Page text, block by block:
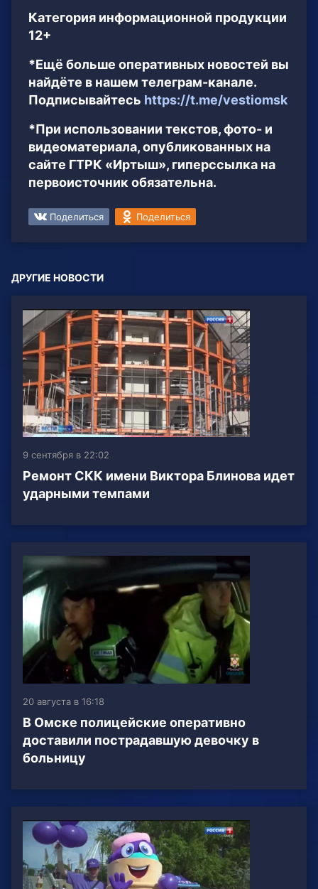
Категория информационной продукции
12+
*Ещё больше оперативных новостей вы
найдёте в нашем телеграм-канале.
Подписывайтесь https://t.me/vestiomsk
*При использовании текстов, фото- и
видеоматериала, опубликованных на
сайте ГТРК «Иртыш», гиперссылка на
первоисточник обязательна.
Поделиться Поделиться
ДРУГИЕ НОВОСТИ
9 сентября в 22:02
Ремонт СКК имени Виктора Блинова идет
ударными темпами
20 августа в 16:18
В Омске полицейские оперативно
доставили пострадавшую девочку в
больницу